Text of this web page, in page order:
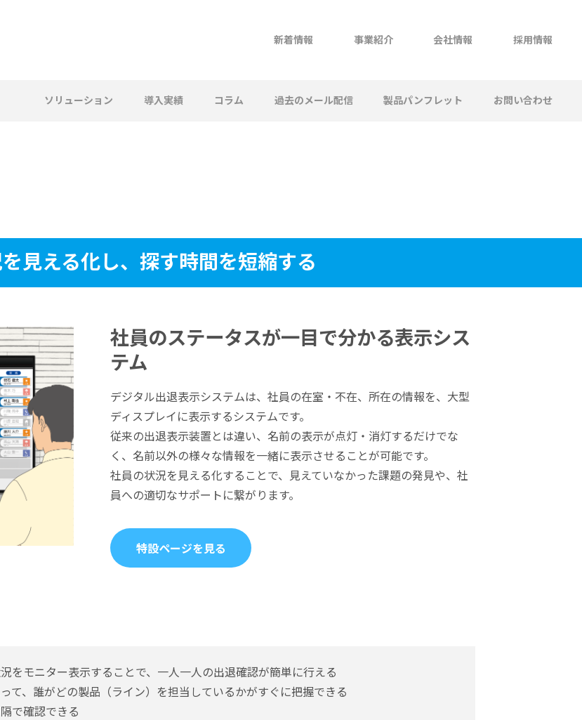
新着情報 事業紹介 会社情報 採用情報
ソリューション 導入実績 コラム 過去のメール配信 製品パンフレット お問い合わせ
見える化し、探す時間を短縮する
社員のステータスが一目で分かる表示シス
テム
デジタル出退表示システムは、社員の在室・不在、所在の情報を、大型
ディスプレイに表示するシステムです。
従来の出退表示装置とは違い、名前の表示が点灯・消灯するだけでな
く、名前以外の様々な情報を一緒に表示させることが可能です。
社員の状況を見える化することで、見えていなかった課題の発見や、社
員への適切なサポートに繋がります。
特設ページを見る
をモニター表示することで、一人一人の出退確認が簡単に行える
て、誰がどの製品（ライン）を担当しているかがすぐに把握できる
で確認できる